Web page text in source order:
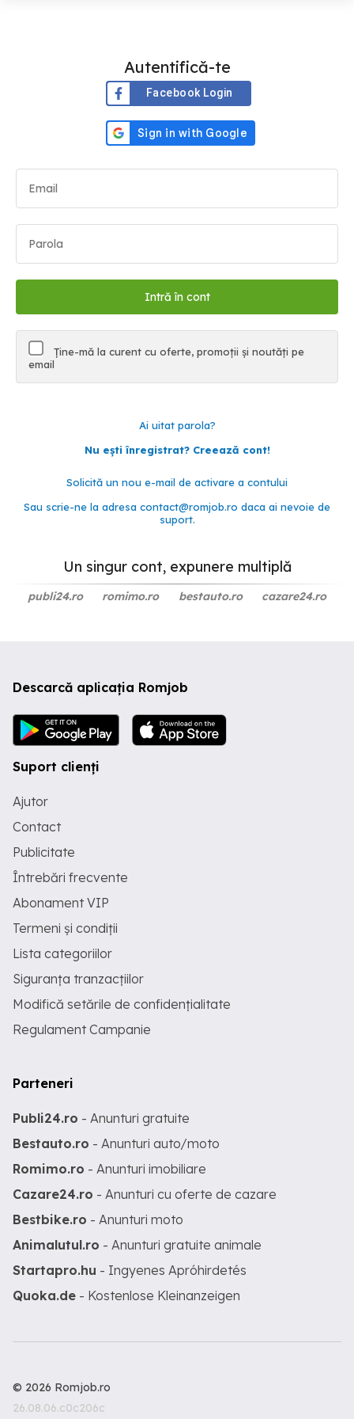
Autentifică-te
Facebook Login
Ține-mă la curent cu oferte, promoții și noutăți pe
email
Ai uitat parola?
Nu ești înregistrat? Creează cont!
Solicită un nou e-mail de activare a contului
Sau scrie-ne la adresa contact@romjob.ro daca ai nevoie de
suport.
Un singur cont, expunere multiplă
publi24.ro romimo.ro bestauto.ro cazare24.ro
Descarcă aplicația Romjob
Suport clienți
Ajutor
Contact
Publicitate
Întrebări frecvente
Abonament VIP
Termeni și condiții
Lista categoriilor
Siguranța tranzacțiilor
Modifică setările de confidențialitate
Regulament Campanie
Parteneri
Publi24.ro - Anunturi gratuite
Bestauto.ro - Anunturi auto/moto
Romimo.ro - Anunturi imobiliare
Cazare24.ro - Anunturi cu oferte de cazare
Bestbike.ro - Anunturi moto
Animalutul.ro - Anunturi gratuite animale
Startapro.hu - Ingyenes Apróhirdetés
Quoka.de - Kostenlose Kleinanzeigen
© 2026 Romjob.ro
26.08.06.c0c206c